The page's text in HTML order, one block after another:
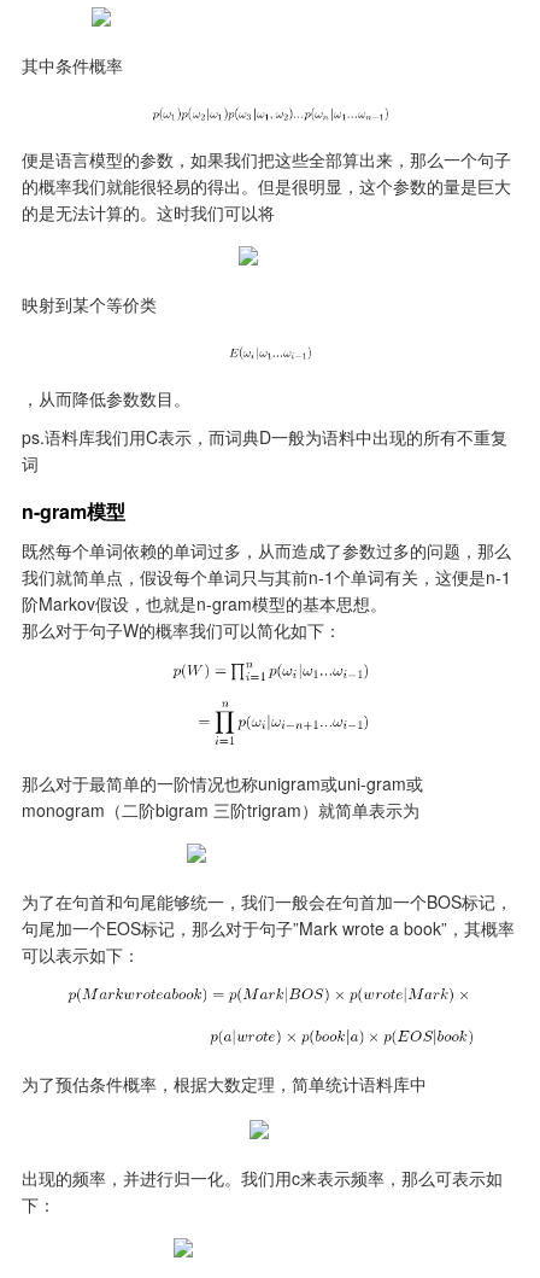
其中条件概率
便是语言模型的参数，如果我们把这些全部算出来，那么一个句子
的概率我们就能很轻易的得出。但是很明显，这个参数的量是巨大
的是无法计算的。这时我们可以将
映射到某个等价类
，从而降低参数数目。
ps.语料库我们用C表示，而词典D一般为语料中出现的所有不重复
词
n-gram模型
既然每个单词依赖的单词过多，从而造成了参数过多的问题，那么
我们就简单点，假设每个单词只与其前n-1个单词有关，这便是n-1
阶Markov假设，也就是n-gram模型的基本思想。
那么对于句子W的概率我们可以简化如下：
那么对于最简单的一阶情况也称unigram或uni-gram或
monogram（二阶bigram 三阶trigram）就简单表示为
为了在句首和句尾能够统一，我们一般会在句首加一个BOS标记，
句尾加一个EOS标记，那么对于句子”Mark wrote a book”，其概率
可以表示如下：
为了预估条件概率，根据大数定理，简单统计语料库中
出现的频率，并进行归一化。我们用c来表示频率，那么可表示如
下：